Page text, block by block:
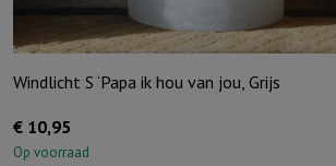
Windlicht S ‘Papa ik hou van jou, Grijs
€ 10,95
Op voorraad